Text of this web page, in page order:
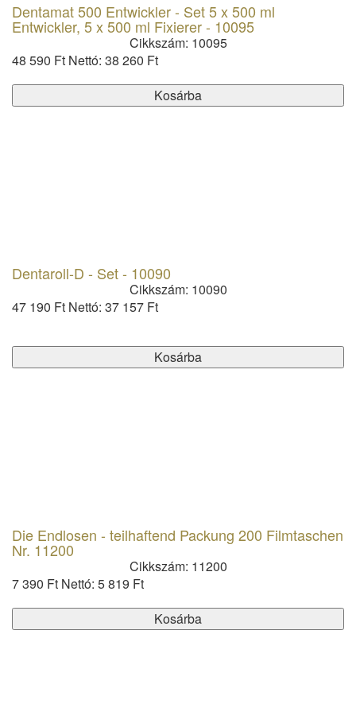
Dentamat 500 Entwickler - Set 5 x 500 ml
Entwickler, 5 x 500 ml Fixierer - 10095
Cikkszám: 10095
48 590 Ft Nettó: 38 260 Ft
Kosárba
Dentaroll-D - Set - 10090
Cikkszám: 10090
47 190 Ft Nettó: 37 157 Ft
Kosárba
Die Endlosen - teilhaftend Packung 200 Filmtaschen
Nr. 11200
Cikkszám: 11200
7 390 Ft Nettó: 5 819 Ft
Kosárba